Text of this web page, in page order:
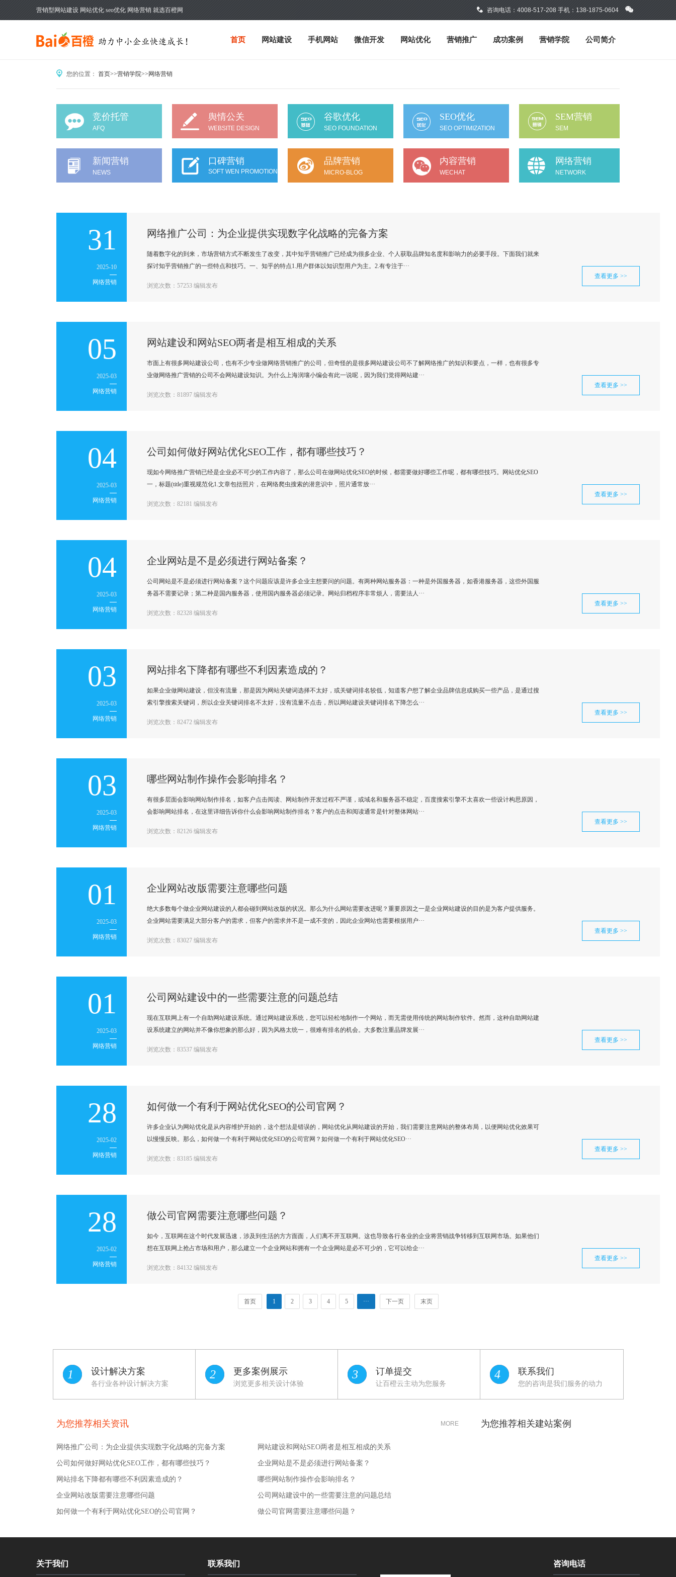
咨询电话：4008-517-208 手机：138-1875-0604
营销型网站建设 网站优化 seo优化 网络营销 就选百橙网
首页 网站建设 手机网站 微信开发 网站优化 营销推广 成功案例 营销学院 公司简介
您的位置： 首页>>营销学院>> 网络营销
竞价托管
AFQ
舆情公关
WEBSITE DESIGN
谷歌优化
SEO FOUNDATION
SEO优化
SEO OPTIMIZATION
SEM营销
SEM
新闻营销
NEWS
口碑营销
SOFT WEN PROMOTION
品牌营销
MICRO-BLOG
内容营销
WECHAT
网络营销
NETWORK
31
2025-10
网络营销
网络推广公司：为企业提供实现数字化战略的完备方案
随着数字化的到来，市场营销方式不断发生了改变，其中知乎营销推广已经成为很多企业、个人获取品牌知名度和影响力的必要手段。下面我们就来
探讨知乎营销推广的一些特点和技巧。一、知乎的特点1.用户群体以知识型用户为主。2.有专注于···
查看更多 >>
浏览次数：57253 编辑发布
05
2025-03
网络营销
网站建设和网站SEO两者是相互相成的关系
市面上有很多网站建设公司，也有不少专业做网络营销推广的公司，但奇怪的是很多网站建设公司不了解网络推广的知识和要点，一样，也有很多专
业做网络推广营销的公司不会网站建设知识。为什么上海润壤小编会有此一说呢，因为我们觉得网站建···
查看更多 >>
浏览次数：81897 编辑发布
04
2025-03
网络营销
公司如何做好网站优化SEO工作，都有哪些技巧？
现如今网络推广营销已经是企业必不可少的工作内容了，那么公司在做网站优化SEO的时候，都需要做好哪些工作呢，都有哪些技巧。网站优化SEO
一，标题(title)重视规范化1.文章包括照片，在网络爬虫搜索的潜意识中，照片通常放···
查看更多 >>
浏览次数：82181 编辑发布
04
2025-03
网络营销
企业网站是不是必须进行网站备案？
公司网站是不是必须进行网站备案？这个问题应该是许多企业主想要问的问题。有两种网站服务器：一种是外国服务器，如香港服务器，这些外国服
务器不需要记录；第二种是国内服务器，使用国内服务器必须记录。网站归档程序非常烦人，需要法人···
查看更多 >>
浏览次数：82328 编辑发布
03
2025-03
网络营销
网站排名下降都有哪些不利因素造成的？
如果企业做网站建设，但没有流量，那是因为网站关键词选择不太好，或关键词排名较低，知道客户想了解企业品牌信息或购买一些产品，是通过搜
索引擎搜索关键词，所以企业关键词排名不太好，没有流量不点击，所以网站建设关键词排名下降怎么···
查看更多 >>
浏览次数：82472 编辑发布
03
2025-03
网络营销
哪些网站制作操作会影响排名？
有很多层面会影响网站制作排名，如客户点击阅读、网站制作开发过程不严谨，或域名和服务器不稳定，百度搜索引擎不太喜欢一些设计构思原因，
会影响网站排名，在这里详细告诉你什么会影响网站制作排名？客户的点击和阅读通常是针对整体网站···
查看更多 >>
浏览次数：82126 编辑发布
01
2025-03
网络营销
企业网站改版需要注意哪些问题
绝大多数每个做企业网站建设的人都会碰到网站改版的状况。那么为什么网站需要改进呢？重要原因之一是企业网站建设的目的是为客户提供服务。
企业网站需要满足大部分客户的需求，但客户的需求并不是一成不变的，因此企业网站也需要根据用户···
查看更多 >>
浏览次数：83027 编辑发布
01
2025-03
网络营销
公司网站建设中的一些需要注意的问题总结
现在互联网上有一个自助网站建设系统。通过网站建设系统，您可以轻松地制作一个网站，而无需使用传统的网站制作软件。然而，这种自助网站建
设系统建立的网站并不像你想象的那么好，因为风格太统一，很难有排名的机会。大多数注重品牌发展···
查看更多 >>
浏览次数：83537 编辑发布
28
2025-02
网络营销
如何做一个有利于网站优化SEO的公司官网？
许多企业认为网站优化是从内容维护开始的，这个想法是错误的，网站优化从网站建设的开始，我们需要注意网站的整体布局，以便网站优化效果可
以慢慢反映。那么，如何做一个有利于网站优化SEO的公司官网？如何做一个有利于网站优化SEO···
查看更多 >>
浏览次数：83185 编辑发布
28
2025-02
网络营销
做公司官网需要注意哪些问题？
如今，互联网在这个时代发展迅速，涉及到生活的方方面面，人们离不开互联网。这也导致各行各业的企业将营销战争转移到互联网市场。如果他们
想在互联网上抢占市场和用户，那么建立一个企业网站和拥有一个企业网站是必不可少的，它可以给企···
查看更多 >>
浏览次数：84132 编辑发布
首页 1 2 3 4 5 ··· 下一页 末页
1 设计解决方案
各行业各种设计解决方案
2 更多案例展示
浏览更多相关设计体验
3 订单提交
让百橙云主动为您服务
4 联系我们
您的咨询是我们服务的动力
为您推荐相关资讯 MORE
网络推广公司：为企业提供实现数字化战略的完备方案 网站建设和网站SEO两者是相互相成的关系
公司如何做好网站优化SEO工作，都有哪些技巧？ 企业网站是不是必须进行网站备案？
网站排名下降都有哪些不利因素造成的？ 哪些网站制作操作会影响排名？
企业网站改版需要注意哪些问题 公司网站建设中的一些需要注意的问题总结
如何做一个有利于网站优化SEO的公司官网？ 做公司官网需要注意哪些问题？
为您推荐相关建站案例
关于我们 联系我们 咨询电话